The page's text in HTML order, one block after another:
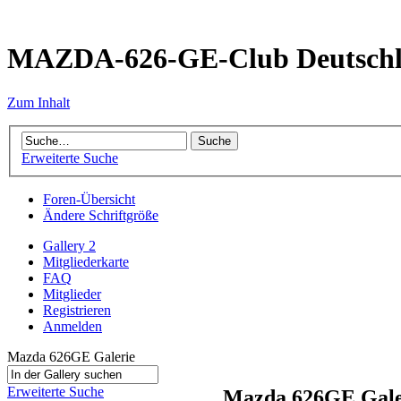
MAZDA-626-GE-Club
Zum Inhalt
Erweiterte Suche
Foren-Übersicht
Ändere Schriftgröße
Gallery 2
Mitgliederkarte
FAQ
Mitglieder
Registrieren
Anmelden
Mazda 626GE Galerie
Erweiterte Suche